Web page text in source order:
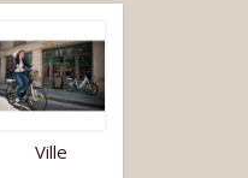
Ville